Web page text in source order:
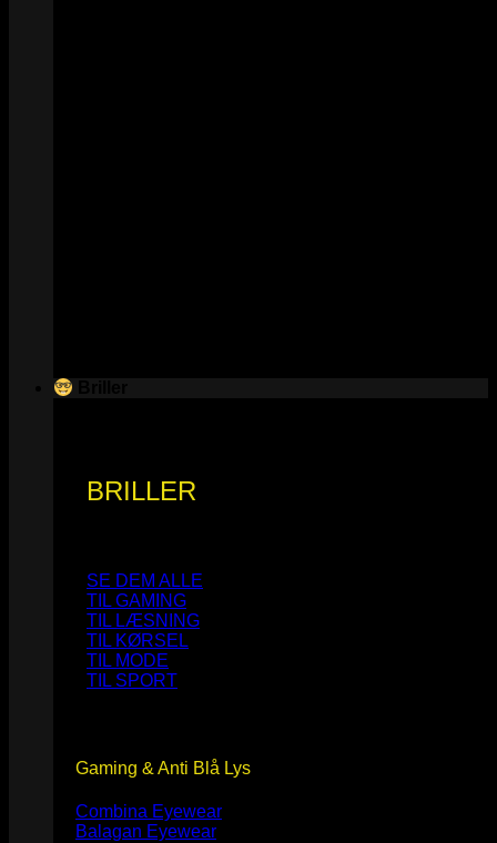
BRILLER
SE DEM ALLE
TIL GAMING
TIL LÆSNING
TIL KØRSEL
TIL MODE
TIL SPORT
Gaming & Anti Blå Lys
Combina Eyewear
Balagan Eyewear